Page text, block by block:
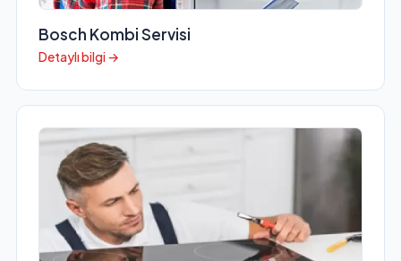
Bosch Kombi Servisi
Detaylı bilgi →